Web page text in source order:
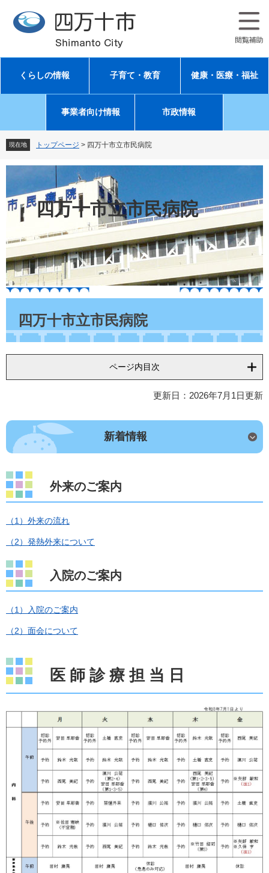
先
す
を
し
文
くらしの情報 子育て・教育 健康・医療・福祉
事業者向け情報 市政情報
現在地 トップページ > 四万十市立市民病院
四万十市立市民病院
四万十市立市民病院
ページ内目次
更新日：2026年7月1日更新
新着情報
外来のご案内
（1）外来の流れ
（2）発熱外来について
入院のご案内
（1）入院のご案内
（2）面会について
医 師 診 療 担 当 日